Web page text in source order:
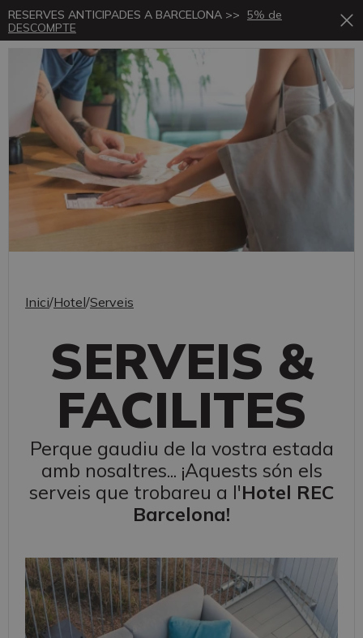
RESERVES ANTICIPADES A BARCELONA >> 5% de
DESCOMPTE
Ca
Inici/Hotel/Serveis
SERVEIS &
FACILITES
Perque gaudiu de la vostra estada
amb nosaltres... ¡Aquests són els
serveis que trobareu a l'Hotel REC
Barcelona!